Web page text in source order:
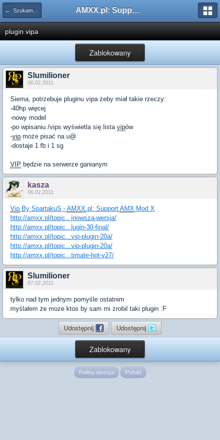
← Szukam pluginu AMXX.pl: Support AMX Mod X i SourceMod
plugin vipa
Zablokowany
Slumilioner
06.02.2011
Siema, potrzebuje pluginu vipa żeby miał takie rzeczy:
-40hp więcej
-nowy model
-po wpisaniu /vips wyświetla się lista vipów
-vip może pisać na u@
-dostaje 1 fb i 1 sg
VIP będzie na serwerze ganianym
kasza
06.02.2011
Vip By SpartakuS - AMXX.pl: Support AMX Mod X
http://amxx.pl/topic...jnowsza-wersja/
http://amxx.pl/topic...lugin-30-final/
http://amxx.pl/topic...vip-plugin-20a/
http://amxx.pl/topic...vip-plugin-20a/
http://amxx.pl/topic...timate-hot-v27/
Slumilioner
07.02.2011
tylko nad tym jednym pomyśle ostatnim
myślałem że moze ktos by sam mi zrobil taki plugin :F
Udostępnij Udostępnij
Zablokowany
Pełna wersja Polski